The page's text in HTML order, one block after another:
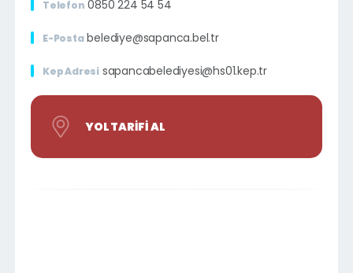
Telefon 0850 224 54 54
E-Posta belediye@sapanca.bel.tr
Kep Adresi sapancabelediyesi@hs01.kep.tr
YOL TARIFI AL